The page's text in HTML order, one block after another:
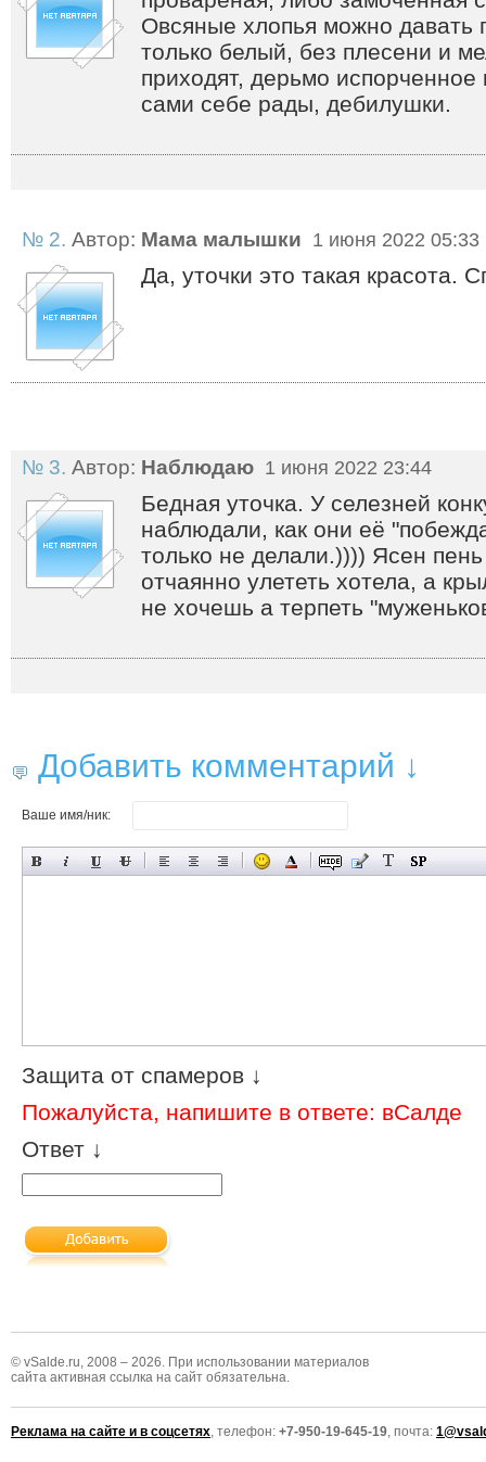
Овсяные хлопья можно давать
только белый, без плесени и
приходят, дерьмо испорченное
сами себе рады, дебилушки.
№ 2. Автор: Мама малышки 1 июня 2022 05:33
Да, уточки это такая красота.
№ 3. Автор: Наблюдаю 1 июня 2022 23:44
Бедная уточка. У селезней
наблюдали, как они её
только не делали.)))) Ясен
отчаянно улететь хотела, а
не хочешь а терпеть
Добавить комментарий ↓
Ваше имя/ник:
Защита от спамеров ↓
Пожалуйста, напишите в ответе: вСалде
Ответ ↓
© vSalde.ru, 2008 – 2026. При использовании материалов
сайта активная ссылка на сайт обязательна.
Реклама на сайте и в соцсетях, телефон: +7-950-19-645-19, почта: